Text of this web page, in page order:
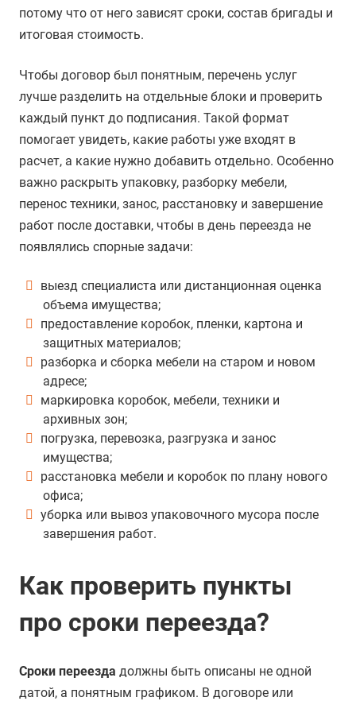
потому что от него зависят сроки, состав бригады и
итоговая стоимость.
Чтобы договор был понятным, перечень услуг
лучше разделить на отдельные блоки и проверить
каждый пункт до подписания. Такой формат
помогает увидеть, какие работы уже входят в
расчет, а какие нужно добавить отдельно. Особенно
важно раскрыть упаковку, разборку мебели,
перенос техники, занос, расстановку и завершение
работ после доставки, чтобы в день переезда не
появлялись спорные задачи:
выезд специалиста или дистанционная оценка
объема имущества;
предоставление коробок, пленки, картона и
защитных материалов;
разборка и сборка мебели на старом и новом
адресе;
маркировка коробок, мебели, техники и
архивных зон;
погрузка, перевозка, разгрузка и занос
имущества;
расстановка мебели и коробок по плану нового
офиса;
уборка или вывоз упаковочного мусора после
завершения работ.
Как проверить пункты
про сроки переезда?
Сроки переезда должны быть описаны не одной
датой, а понятным графиком. В договоре или